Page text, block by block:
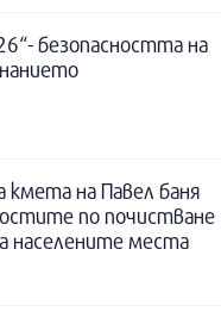
безопасността на
кмета на Павел баня
по почистване
населените места